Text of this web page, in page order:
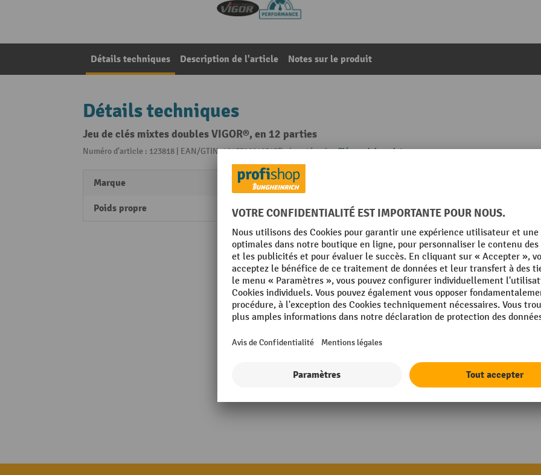
Détails techniques Description de l'article Notes sur le produit
Détails techniques
Jeu de clés mixtes doubles VIGOR®, en 12 parties
Numéro d'article : 123818 | EAN/GTIN: 4047728010313De la catégorie :Clés anglaise mixtes
Marque VIGOR®
Poids propre 1,57 kg